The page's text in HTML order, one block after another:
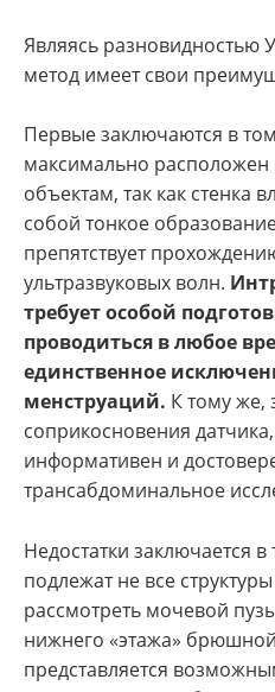
Являясь разновидностью
метод имеет свои
Первые заключаются в
максимально расположен
объектам, так как стенка
собой тонкое
препятствует
ультразвуковых волн.
требует особой
проводиться в любое
единственное
менструаций. К тому же,
соприкосновения
информативен и
трансабдоминальное
Недостатки заключается
подлежат не все
рассмотреть мочевой
нижнего «этажа»
представляется